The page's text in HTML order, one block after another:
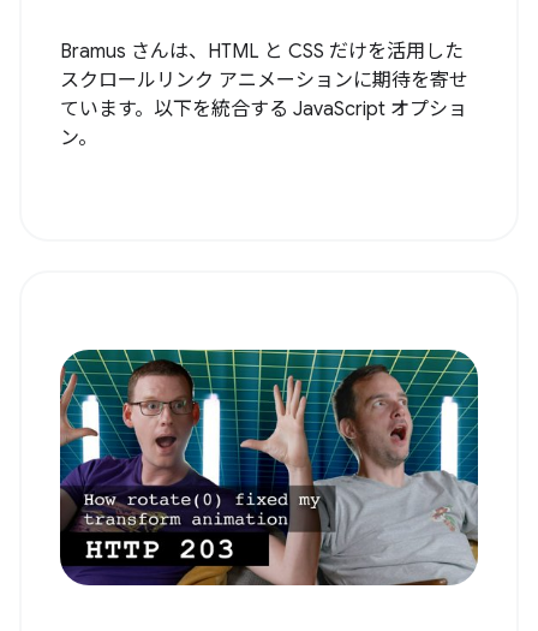
Bramus さんは、HTML と CSS だけを活用した
スクロールリンク アニメーションに期待を寄せ
ています。以下を統合する JavaScript オプショ
ン。